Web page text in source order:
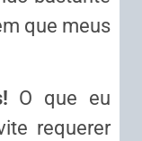
que meus
O que eu
requerer